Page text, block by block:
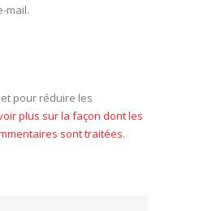
mail.
pour réduire les
plus sur la façon dont les
sont traitées.